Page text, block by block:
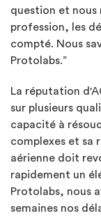
question et nous
profession, les
compté. Nous
Protolabs.”
La réputation
sur plusieurs
capacité à
complexes et sa
aérienne doit
rapidement un
Protolabs, nous
semaines nos